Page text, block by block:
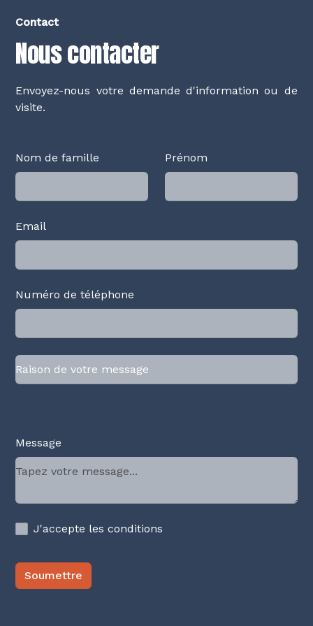
Contact
Nous contacter
Envoyez-nous votre demande d'information ou de
visite.
Nom de famille Prénom
Email
Numéro de téléphone
Message
J'accepte les conditions